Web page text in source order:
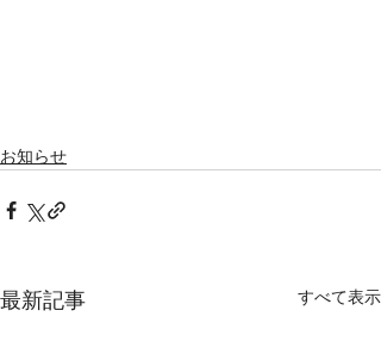
お知らせ
最新記事 すべて表示